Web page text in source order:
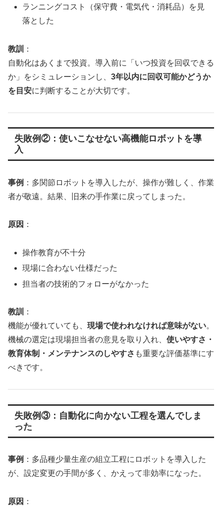
ランニングコスト（保守費・電気代・消耗品）を見
落とした
教訓
：
自動化はあくまで投資。導入前に「いつ投資を回収できる
か」をシミュレーションし、 3年以内に回収可能かどうか
を目安に判断することが大切です。
失敗例②：使いこなせない高機能ロボットを導
入
事例 ：多関節ロボットを導入したが、操作が難しく、作業
者が敬遠。結果、旧来の手作業に戻ってしまった。
原因 ：
操作教育が不十分
現場に合わない仕様だった
担当者の技術的フォローがなかった
教訓
：
機能が優れていても、 現場で使われなければ意味がない。
機械の選定は現場担当者の意見を取り入れ、 使いやすさ・
教育体制・メンテナンスのしやすさ も重要な評価基準にす
べきです。
失敗例③：自動化に向かない工程を選んでしま
った
事例 ：多品種少量生産の組立工程にロボットを導入した
が、設定変更の手間が多く、かえって非効率になった。
原因 ：